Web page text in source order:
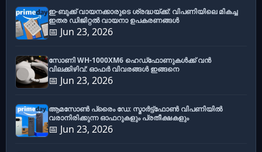
ഇ-ബുക്ക് വായനക്കാരുടെ ശ്രദ്ധയ്ക്ക്: വിപണിയിലെ മികച്ച
ഇതര ഡിജിറ്റൽ വായനാ ഉപകരണങ്ങൾ
📅 Jun 23, 2026
സോണി WH-1000XM6 ഹെഡ്‌ഫോണുകൾക്ക് വൻ
വിലക്കിഴിവ്: ഓഫർ വിവരങ്ങൾ ഇങ്ങനെ
📅 Jun 23, 2026
ആമസോൺ പ്രൈം ഡേ: സ്മാർട്ട്ഫോൺ വിപണിയിൽ
വരാനിരിക്കുന്ന ഓഫറുകളും പ്രതീക്ഷകളും
📅 Jun 23, 2026